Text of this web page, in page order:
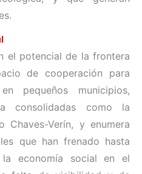
el potencial de la frontera
de cooperación para
pequeños municipios,
consolidadas como la
Chaves-Verín, y enumera
que han frenado hasta
economía social en el